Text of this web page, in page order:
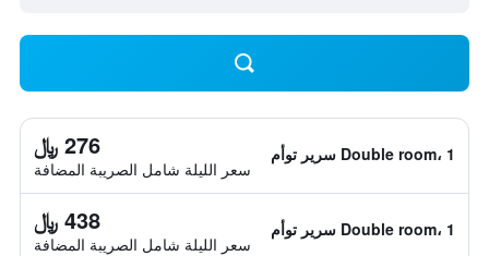
Double room، 1 سرير توأم 276 ﷼
سعر الليلة شامل الصريبة المضافة
Double room، 1 سرير توأم 438 ﷼
سعر الليلة شامل الصريبة المضافة